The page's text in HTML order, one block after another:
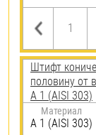
Штифт
половину от
А 1 (AISI 303)
Материал
А 1 (AISI 303)